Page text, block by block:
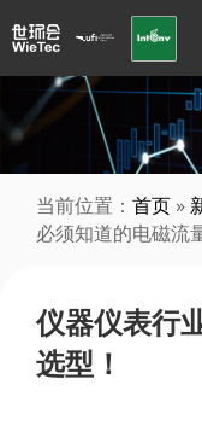
当前位置： 首页 »
必须知道的电磁流
仪器仪表行
选型！